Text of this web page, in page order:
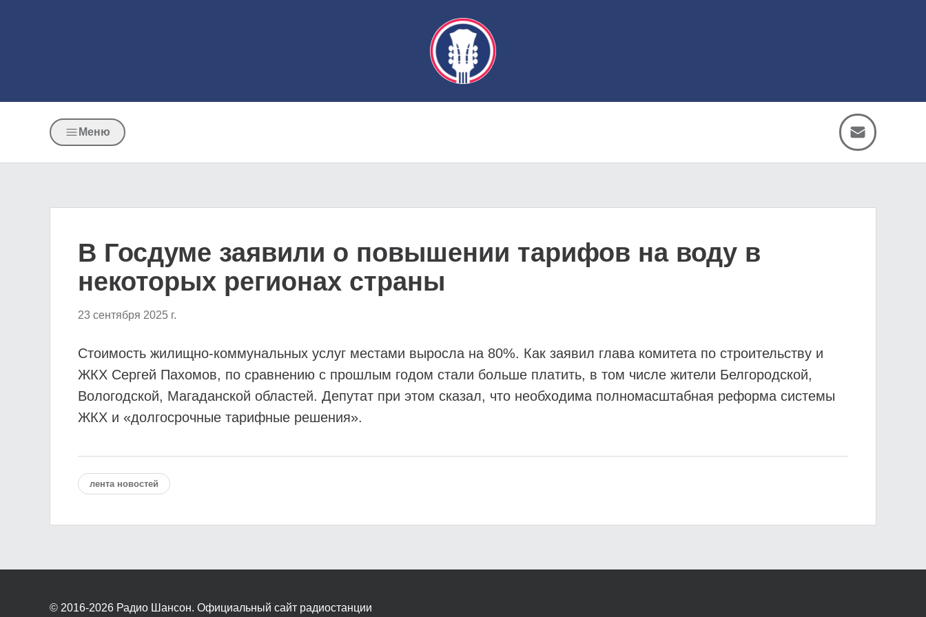
Меню
В Госдуме заявили о повышении тарифов на воду в
некоторых регионах страны
23 сентября 2025 г.
Стоимость жилищно-коммунальных услуг местами выросла на 80%. Как заявил глава комитета по строительству и
ЖКХ Сергей Пахомов, по сравнению с прошлым годом стали больше платить, в том числе жители Белгородской,
Вологодской, Магаданской областей. Депутат при этом сказал, что необходима полномасштабная реформа системы
ЖКХ и «долгосрочные тарифные решения».
лента новостей
© 2016-2026 Радио Шансон. Официальный сайт радиостанции